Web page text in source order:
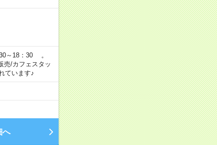
～18：30 。
売/カフェスタッ
ています♪
へ